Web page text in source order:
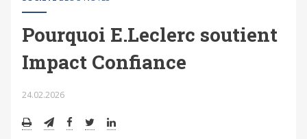
Pourquoi E.Leclerc soutient
Impact Confiance
24.02.2026